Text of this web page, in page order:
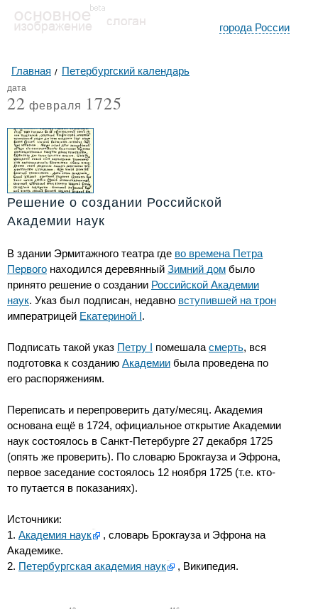
города России
Главная Петербургский календарь
дата
22 февраля 1725
Решение о создании Российской
Академии наук
В здании Эрмитажного театра где во времена Петра
Первого находился деревянный Зимний дом было
принято решение о создании Российской Академии
наук. Указ был подписан, недавно вступившей на трон
императрицей Екатериной I.
Подписать такой указ Петру I помешала смерть, вся
подготовка к созданию Академии была проведена по
его распоряжениям.
Переписать и перепроверить дату/месяц. Академия
основана ещё в 1724, официальное открытие Академии
наук состоялось в Санкт-Петербурге 27 декабря 1725
(опять же проверить). По словарю Брокгауза и Эфрона,
первое заседание состоялось 12 ноября 1725 (т.е. кто-
то путается в показаниях).
Источники:
1. Академия наук
, словарь Брокгауза и Эфрона на
Академике.
2. Петербургская академия наук , Википедия.